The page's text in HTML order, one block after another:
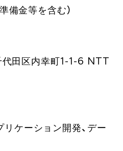
備金等を含む）
田区内幸町1-1-6 NTT
リケーション開発、デー